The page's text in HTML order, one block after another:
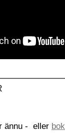
ännu - eller